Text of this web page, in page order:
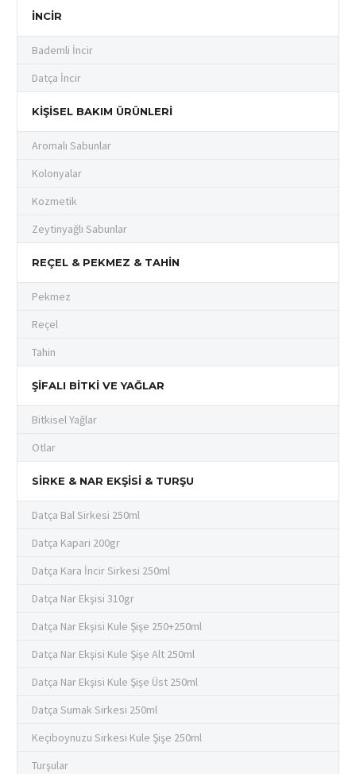
İNCIR
Bademli İncir
Datça İncir
KIŞISEL BAKIM ÜRÜNLERI
Aromalı Sabunlar
Kolonyalar
Kozmetik
Zeytinyağlı Sabunlar
REÇEL & PEKMEZ & TAHIN
Pekmez
Reçel
Tahin
ŞIFALI BITKI VE YAĞLAR
Bitkisel Yağlar
Otlar
SIRKE & NAR EKŞISI & TURŞU
Datça Bal Sirkesi 250ml
Datça Kapari 200gr
Datça Kara İncir Sirkesi 250ml
Datça Nar Ekşisi 310gr
Datça Nar Ekşisi Kule Şişe 250+250ml
Datça Nar Ekşisi Kule Şişe Alt 250ml
Datça Nar Ekşisi Kule Şişe Üst 250ml
Datça Sumak Sirkesi 250ml
Keçiboynuzu Sirkesi Kule Şişe 250ml
Turşular